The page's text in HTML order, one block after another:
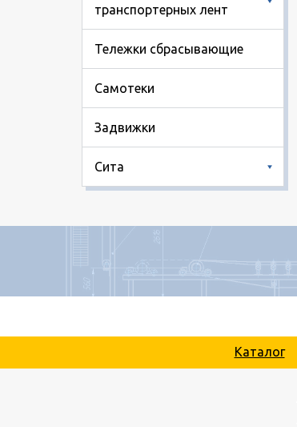
транспортерных лент
Тележки сбрасывающие
Самотеки
Задвижки
Сита
Каталог